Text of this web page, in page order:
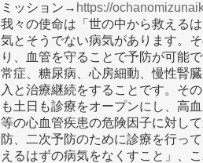
ミッション→ https://
我々の使命は「世の中から救える
気とそうでない病気があります。
り、血管を守ることで予防が可能
常症、糖尿病、心房細動、慢性腎
入と治療継続をすることです。そ
も土日も診療をオープンにし、高
等の心血管疾患の危険因子に対し
防、二次予防のために診療を行っ
えるはずの病気をなくすこと」、